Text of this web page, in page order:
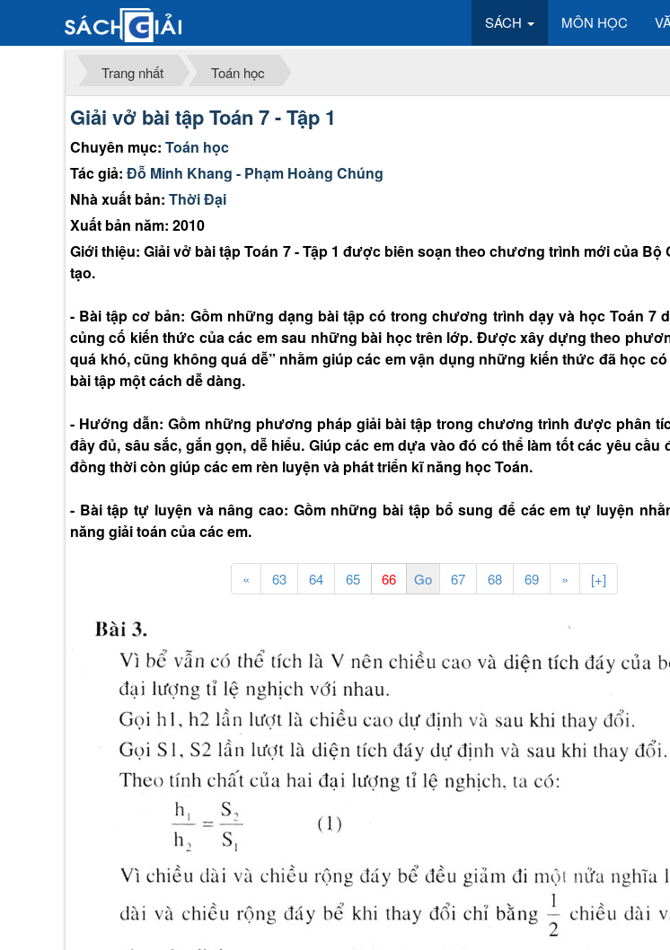
SÁCH MÔN HỌC
Trang nhất Toán học
Giải vở bài tập Toán 7 - Tập 1
Chuyên mục: Toán học
Tác giả: Đỗ Minh Khang - Phạm Hoàng Chúng
Nhà xuất bản: Thời Đại
Xuất bản năm: 2010
Giới thiệu: Giải vở bài tập Toán 7 - Tập 1 được biên soạn theo chương trình mới của Bộ
tạo.
- Bài tập cơ bản: Gồm những dạng bài tập có trong chương trình dạy và học Toán 7
củng cố kiến thức của các em sau những bài học trên lớp. Được xây dựng theo
quá khó, cũng không quá dễ” nhằm giúp các em vận dụng những kiến thức đã học
bài tập một cách dễ dàng.
- Hướng dẫn: Gồm những phương pháp giải bài tập trong chương trình được phân
đầy đủ, sâu sắc, gắn gọn, dễ hiểu. Giúp các em dựa vào đó có thể làm tốt các yêu cầu
đồng thời còn giúp các em rèn luyện và phát triển kĩ năng học Toán.
- Bài tập tự luyện và nâng cao: Gồm những bài tập bổ sung để các em tự luyện
năng giải toán của các em.
« 63 64 65 67 68 69 » [+]